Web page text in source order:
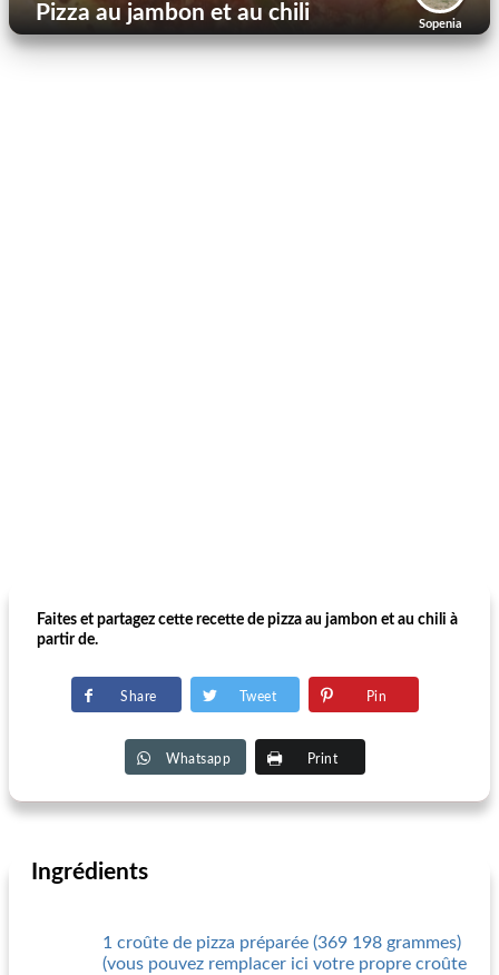
Sopenia
Pizza au jambon et au chili
Faites et partagez cette recette de pizza au jambon et au chili à
partir de.
Share Tweet Pin
Whatsapp Print
Ingrédients
1 croûte de pizza préparée (369 198 grammes)
(vous pouvez remplacer ici votre propre croûte